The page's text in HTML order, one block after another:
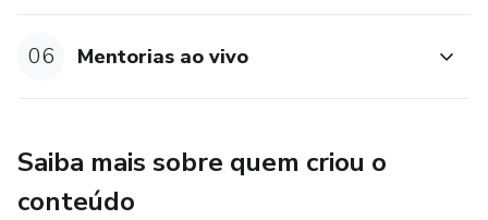
06 Mentorias ao vivo
Saiba mais sobre quem criou o
conteúdo